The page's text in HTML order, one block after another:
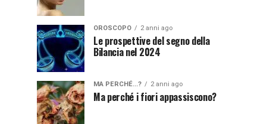
OROSCOPO 2 anni ago
Le prospettive del segno della
Bilancia nel 2024
MA PERCHÉ...? 2 anni ago
Ma perché i fiori appassiscono?